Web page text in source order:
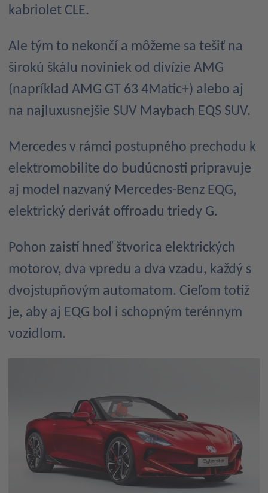
kabriolet CLE.
Ale tým to nekončí a môžeme sa tešiť na
širokú škálu noviniek od divízie AMG
(napríklad AMG GT 63 4Matic+) alebo aj
na najluxusnejšie SUV Maybach EQS SUV.
Mercedes v rámci postupného prechodu k
elektromobilite do budúcnosti pripravuje
aj model nazvaný Mercedes-Benz EQG,
elektrický derivát offroadu triedy G.
Pohon zaistí hneď štvorica elektrických
motorov, dva vpredu a dva vzadu, každý s
dvojstupňovým automatom. Cieľom totiž
je, aby aj EQG bol i schopným terénnym
vozidlom.